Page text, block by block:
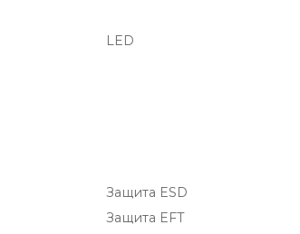
LED
Защита ESD
Защита EFT